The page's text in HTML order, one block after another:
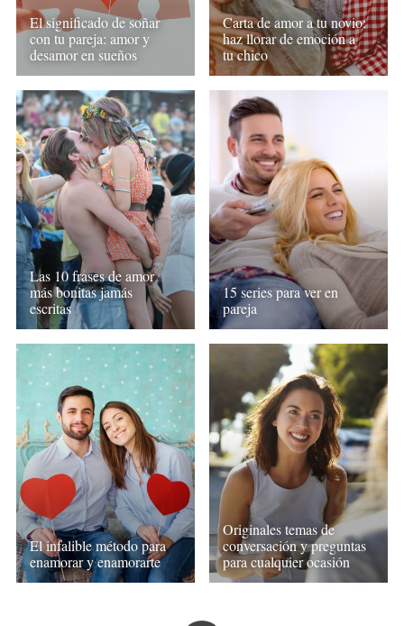
El significado de soñar
con tu pareja: amor y
desamor en sueños
Carta de amor a tu novio:
haz llorar de emoción a
tu chico
Las 10 frases de amor
más bonitas jamás
escritas
15 series para ver en
pareja
El infalible método para
enamorar y enamorarte
Originales temas de
conversación y preguntas
para cualquier ocasión